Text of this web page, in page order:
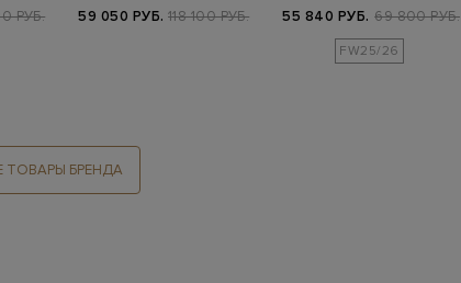
РУБ. 59 050 РУБ. 118 100 РУБ. 55 840 РУБ. 69 800 РУБ.
FW25/26
ТОВАРЫ БРЕНДА